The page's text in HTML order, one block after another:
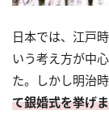
日本では、江戸
いう考え方が中
た。しかし明治時
て銀婚式を挙げ